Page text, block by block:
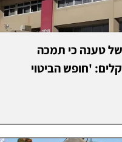
טענה כי תמכה
תפוצה ב-210,000 שקלים: 'חופש הביטוי